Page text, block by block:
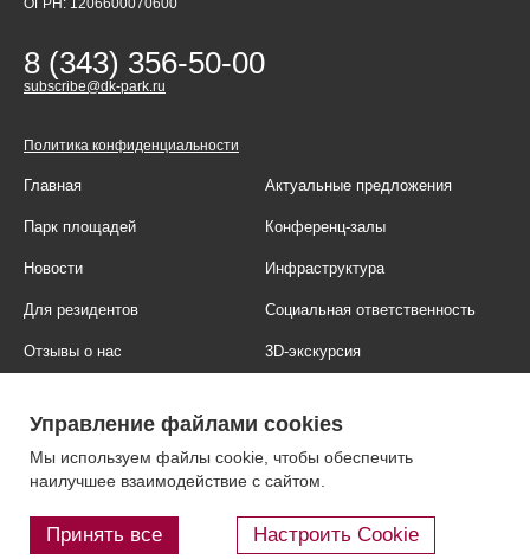
ОГРН: 1206600070600
8 (343) 356-50-00
subscribe@dk-park.ru
Политика конфиденциальности
Главная Актуальные предложения
Парк площадей Конференц-залы
Новости Инфраструктура
Для резидентов Социальная ответственность
Отзывы о нас 3D-экскурсия
Контакты Блог
Управление файлами cookies
Мы используем файлы cookie, чтобы обеспечить
наилучшее взаимодействие с сайтом.
Принять все Настроить Cookie